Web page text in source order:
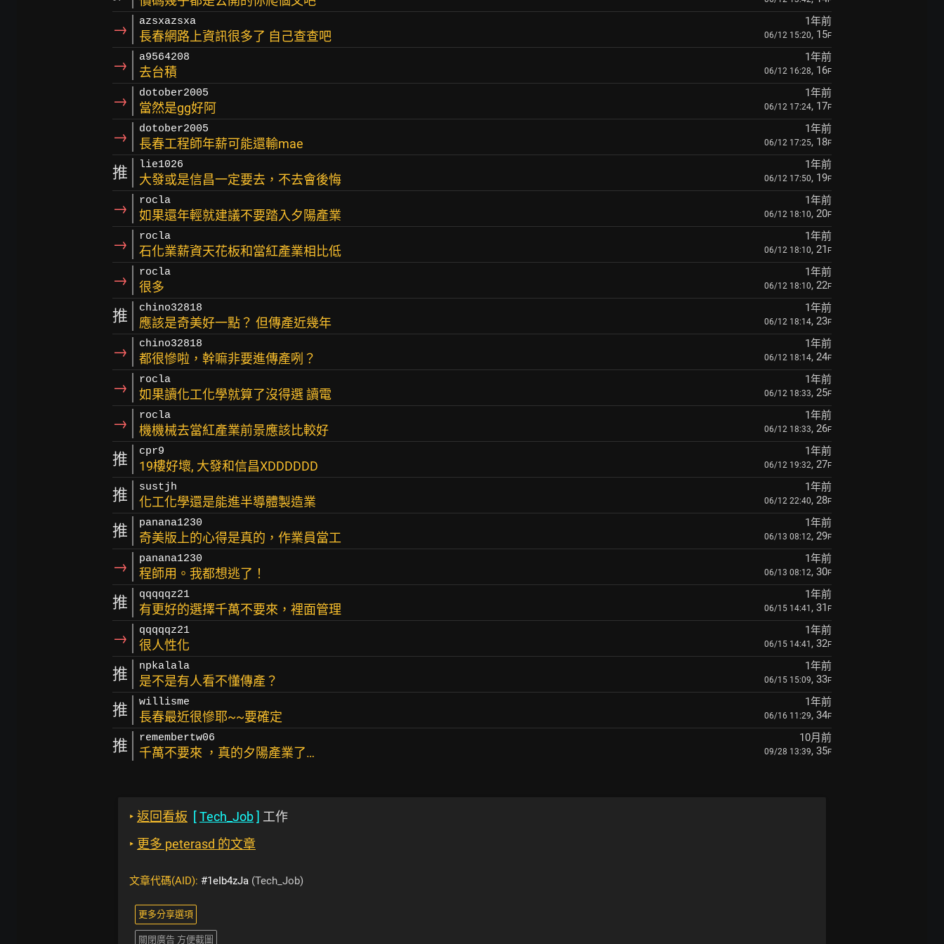
→ azsxazsxa 1年前
長春網路上資訊很多了 自己查查吧 06/12 15:20, 15F
→ a9564208 1年前
去台積 06/12 16:28, 16F
→ dotober2005 1年前
當然是gg好阿 06/12 17:24, 17F
→ dotober2005 1年前
長春工程師年薪可能還輸mae 06/12 17:25, 18F
推 lie1026 1年前
大發或是信昌一定要去，不去會後悔 06/12 17:50, 19F
→ rocla 1年前
如果還年輕就建議不要踏入夕陽產業 06/12 18:10, 20F
→ rocla 1年前
石化業薪資天花板和當紅產業相比低 06/12 18:10, 21 F
→ rocla 1年前
很多 06/12 18:10, 22F
推 chino32818 1年前
應該是奇美好一點？ 但傳產近幾年 06/12 18:14, 23F
→ chino32818 1年前
都很慘啦，幹嘛非要進傳產咧？ 06/12 18:14, 24F
→ rocla 1年前
如果讀化工化學就算了沒得選 讀電 06/12 18:33, 25F
→ rocla 1年前
機機械去當紅產業前景應該比較好 06/12 18:33, 26F
推 cpr9 1年前
19樓好壞, 大發和信昌XDDDDDD 06/12 19:32, 27F
推 sustjh 1年前
化工化學還是能進半導體製造業 06/12 22:40, 28F
推 panana1230 1年前
奇美版上的心得是真的，作業員當工 06/13 08:12, 29F
→ panana1230 1年前
程師用。我都想逃了！ 06/13 08:12, 30F
推 qqqqqz21 1年前
有更好的選擇千萬不要來，裡面管理 06/15 14:41 , 31 F
→ qqqqqz21 1年前
很人性化 06/15 14:41 , 32F
推 npkalala 1年前
是不是有人看不懂傳產？ 06/15 15:09, 33F
推 willisme 1年前
長春最近很慘耶~~要確定 06/16 11:29, 34F
推 remembertw06 10月前
千萬不要來 ，真的夕陽產業了… 09/28 13:39, 35F
‣ 返回看板 [Tech_Job] 工作
‣ 更多 peterasd 的文章
文章代碼(AID): #1eIb4zJa (Tech_Job)
更多分享選項
關閉廣告 方便截圖